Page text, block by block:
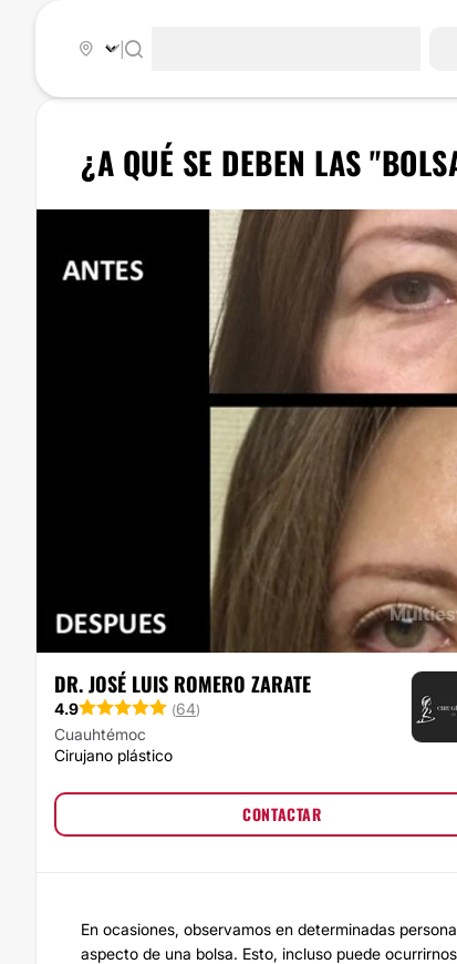
¿A QUÉ SE DEBEN LAS
DR. JOSÉ LUIS ROMERO ZARATE
4.9 (64)
Cuauhtémoc
Cirujano plástico
CONTACTAR
En ocasiones, observamos en determinadas
aspecto de una bolsa. Esto, incluso puede